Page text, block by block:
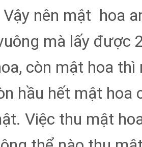
nên mật hoa
mà lấy được
còn mật hoa thì
hầu hết mật hoa
Việc thu mật